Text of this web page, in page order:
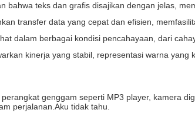
bahwa teks dan grafis disajikan dengan jelas,
transfer data yang cepat dan efisien,
dalam berbagai kondisi pencahayaan, dari
kinerja yang stabil, representasi warna yang
genggam seperti MP3 player, kamera
perjalanan. Aku tidak tahu.